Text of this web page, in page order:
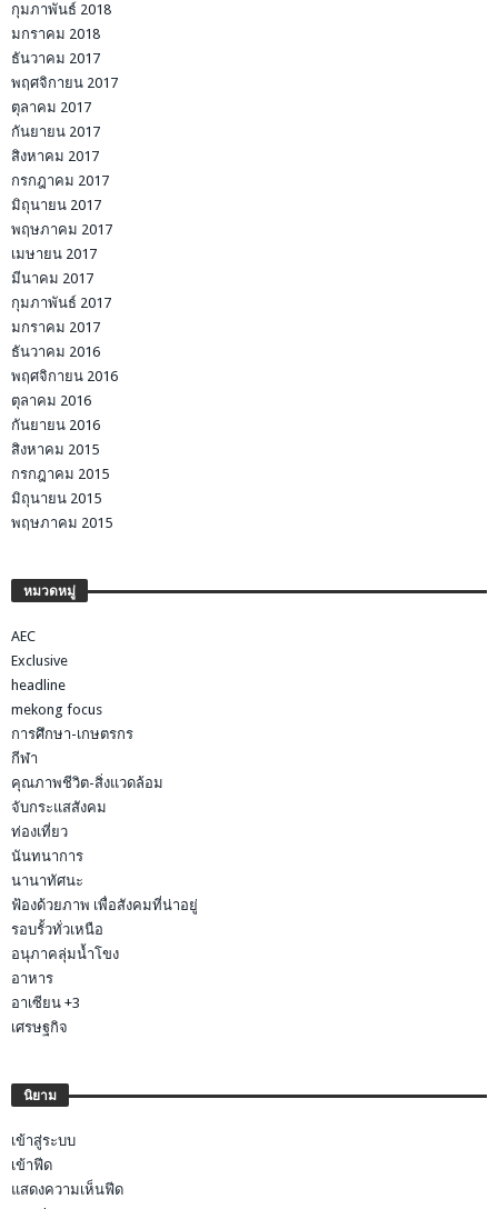
กุมภาพันธ์ 2018
มกราคม 2018
ธันวาคม 2017
พฤศจิกายน 2017
ตุลาคม 2017
กันยายน 2017
สิงหาคม 2017
กรกฎาคม 2017
มิถุนายน 2017
พฤษภาคม 2017
เมษายน 2017
มีนาคม 2017
กุมภาพันธ์ 2017
มกราคม 2017
ธันวาคม 2016
พฤศจิกายน 2016
ตุลาคม 2016
กันยายน 2016
สิงหาคม 2015
กรกฎาคม 2015
มิถุนายน 2015
พฤษภาคม 2015
หมวดหมู่
AEC
Exclusive
headline
mekong focus
การศึกษา-เกษตรกร
กีฬา
คุณภาพชีวิต-สิ่งแวดล้อม
จับกระแสสังคม
ท่องเที่ยว
นันทนาการ
นานาทัศนะ
ฟ้องด้วยภาพ เพื่อสังคมที่น่าอยู่
รอบรั้วทั่วเหนือ
อนุภาคลุ่มน้ำโขง
อาหาร
อาเซียน +3
เศรษฐกิจ
นิยาม
เข้าสู่ระบบ
เข้าฟีด
แสดงความเห็นฟีด